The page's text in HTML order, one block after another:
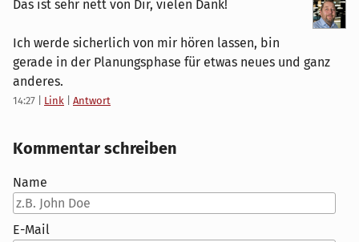
Das ist sehr nett von Dir, vielen Dank!
Ich werde sicherlich von mir hören lassen, bin
gerade in der Planungsphase für etwas neues und ganz
anderes.
14:27 Link Antwort
Kommentar schreiben
Name
E-Mail